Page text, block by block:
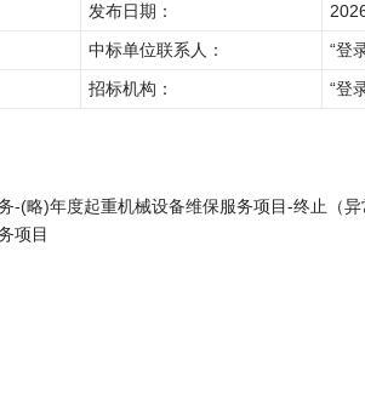
发布日期：
中标单位联系人：
“登
招标机构： “登
-(略)年度起重机械设备维保服务项目-终止（
项目